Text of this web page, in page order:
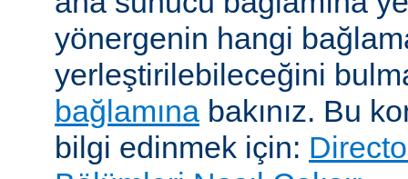
yönergenin hangi
yerleştirilebileceğini
bağlamına bakınız. Bu
bilgi edinmek için: